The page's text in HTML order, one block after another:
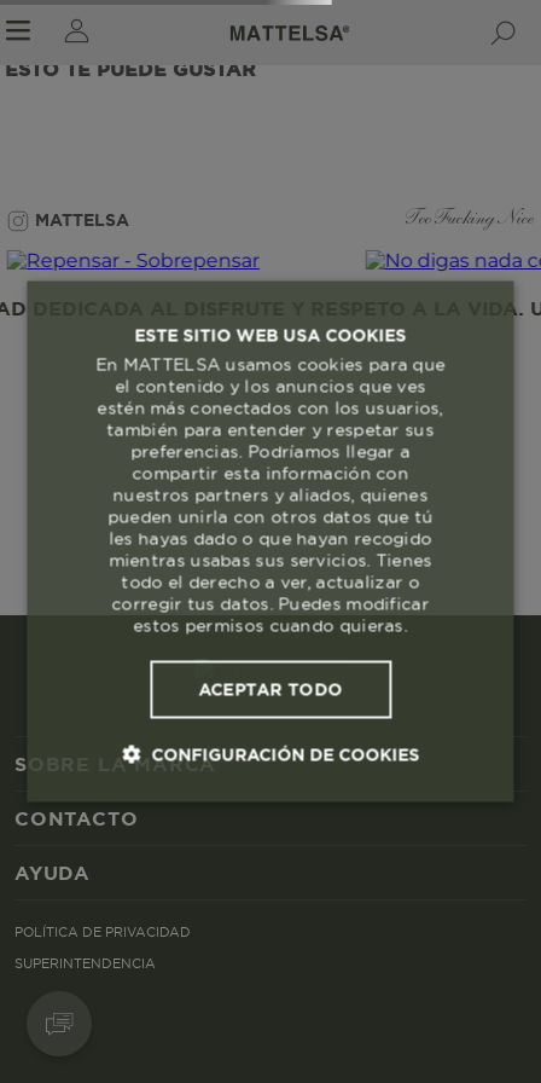
ESTO TE PUEDE GUSTAR
MATTELSA Too Fucking Nice
AL DISFRUTE Y RESPETO A LA
SOBRE LA MARCA
CONTACTO
AYUDA
POLÍTICA DE PRIVACIDAD
SUPERINTENDENCIA
ESTE SITIO WEB USA COOKIES
En MATTELSA usamos cookies para que
el contenido y los anuncios que ves
estén más conectados con los usuarios,
también para entender y respetar sus
preferencias. Podríamos llegar a
compartir esta información con
nuestros partners y aliados, quienes
pueden unirla con otros datos que tú
les hayas dado o que hayan recogido
mientras usabas sus servicios. Tienes
todo el derecho a ver, actualizar o
corregir tus datos. Puedes modificar
estos permisos cuando quieras.
ACEPTAR TODO
CONFIGURACIÓN DE COOKIES